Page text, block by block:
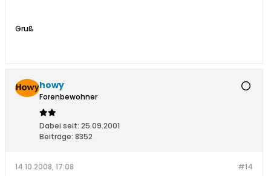
Gruß
howy
Forenbewohner
Dabei seit: 25.09.2001
Beiträge: 8352
#14
14.10.2008, 17:08